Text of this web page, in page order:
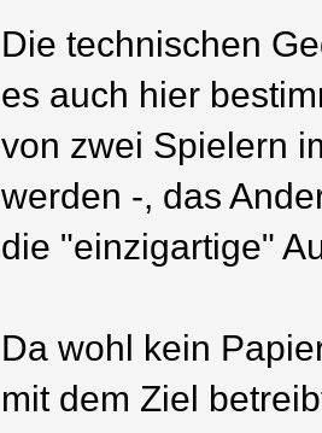
Die technischen
es auch hier
von zwei Spielern
werden -, das
die "einzigartige"
Da wohl kein
mit dem Ziel